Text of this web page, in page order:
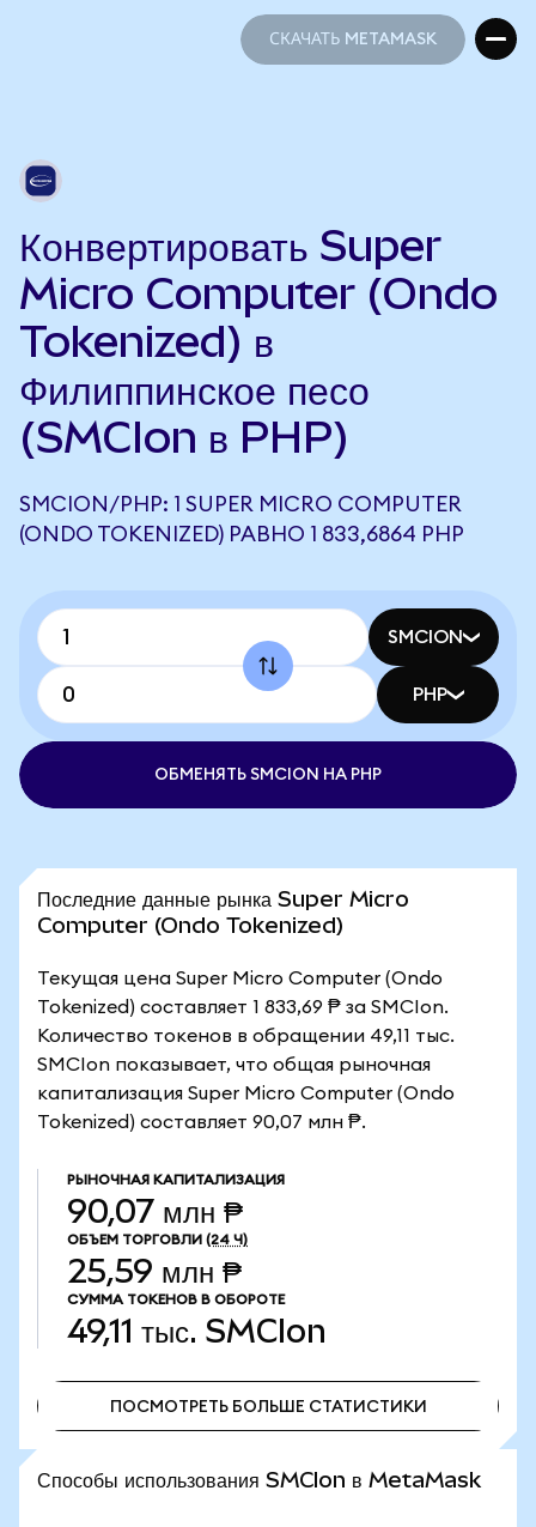
СКАЧАТЬ METAMASK
Конвертировать Super
Micro Computer (Ondo
Tokenized) в
Филиппинское песо
(SMCIon в PHP)
SMCION/PHP: 1 SUPER MICRO COMPUTER
(ONDO TOKENIZED) РАВНО 1 833,6864 PHP
SMCION
PHP
ОБМЕНЯТЬ SMCION НА PHP
Последние данные рынка Super Micro
Computer (Ondo Tokenized)
Текущая цена Super Micro Computer (Ondo
Tokenized) составляет 1 833,69 ₱ за SMCIon.
Количество токенов в обращении 49,11 тыс.
SMCIon показывает, что общая рыночная
капитализация Super Micro Computer (Ondo
Tokenized) составляет 90,07 млн ₱.
РЫНОЧНАЯ КАПИТАЛИЗАЦИЯ
90,07 млн ₱
ОБЪЕМ ТОРГОВЛИ (24 Ч)
25,59 млн ₱
СУММА ТОКЕНОВ В ОБОРОТЕ
49,11 тыс. SMCIon
ПОСМОТРЕТЬ БОЛЬШЕ СТАТИСТИКИ
Способы использования SMCIon в MetaMask